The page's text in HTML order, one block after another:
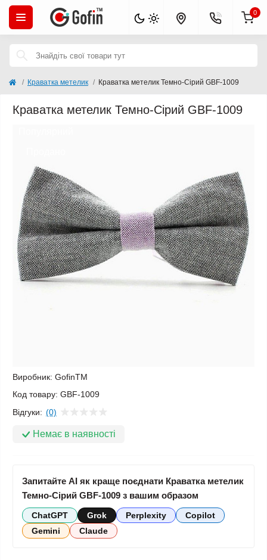
0
Краватка метелик Краватка метелик Темно-Сірий GBF-1009
Краватка метелик Темно-Сірий GBF-1009
Виробник: GofinTM
Код товару: GBF-1009
Відгуки: (0)
Немає в наявності
Запитайте AI як краще поєднати Краватка метелик
Темно-Сірий GBF-1009 з вашим образом
ChatGPT Grok Perplexity
Copilot
Gemini
Claude